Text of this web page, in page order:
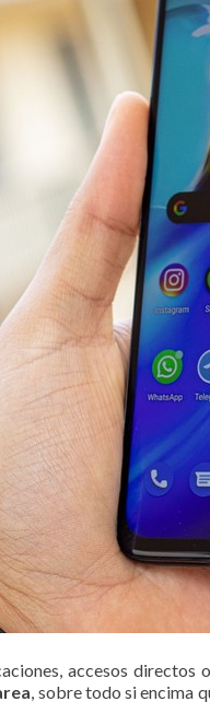
accesos directos
, sobre todo si encima